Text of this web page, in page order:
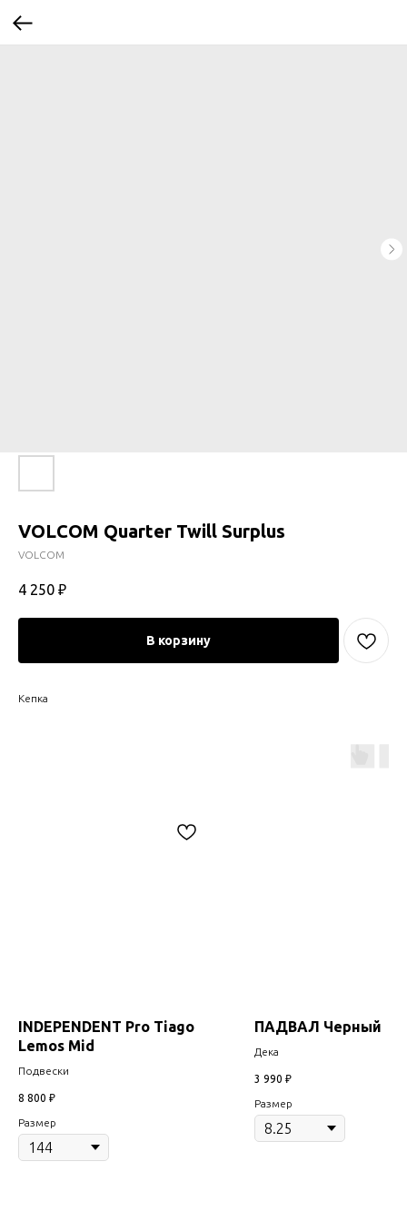
VOLCOM Quarter Twill Surplus
VOLCOM
4 250 ₽
В корзину
Кепка
INDEPENDENT Pro Tiago
Lemos Mid
Подвески
8 800 ₽
Размер
ПАДВАЛ Черный
Дека
3 990 ₽
Размер